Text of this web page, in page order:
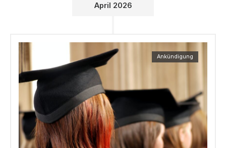
April 2026
Ankündigung